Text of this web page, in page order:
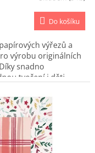
Do košíku
výřezů a
výrobu originálních
snadno
tvoření i děti.